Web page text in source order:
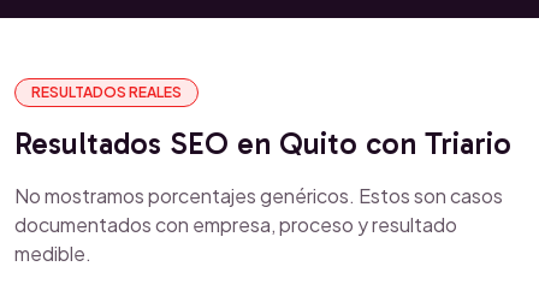
RESULTADOS REALES
Resultados SEO en Quito con Triario
No mostramos porcentajes genéricos. Estos son casos
documentados con empresa, proceso y resultado
medible.